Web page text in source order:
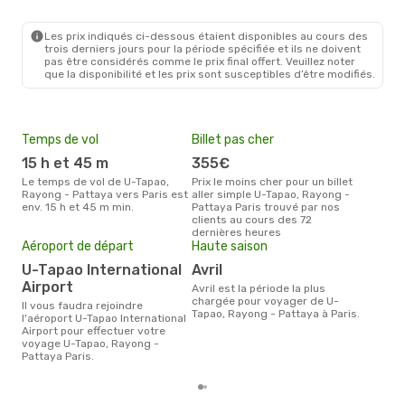
Les prix indiqués ci-dessous étaient disponibles au cours des
trois derniers jours pour la période spécifiée et ils ne doivent
pas être considérés comme le prix final offert. Veuillez noter
que la disponibilité et les prix sont susceptibles d’être modifiés.
Temps de vol
15 h et 45 m
Le temps de vol de U-Tapao,
Rayong - Pattaya vers Paris est
env. 15 h et 45 m min.
Billet pas cher
355€
Prix le moins cher pour un billet
aller simple U-Tapao, Rayong -
Pattaya Paris trouvé par nos
clients au cours des 72
dernières heures
Aéroport de départ
U-Tapao International
Airport
Il vous faudra rejoindre
l'aéroport U-Tapao International
Airport pour effectuer votre
voyage U-Tapao, Rayong -
Pattaya Paris.
Haute saison
avril
avril est la période la plus
chargée pour voyager de U-
Tapao, Rayong - Pattaya à Paris.